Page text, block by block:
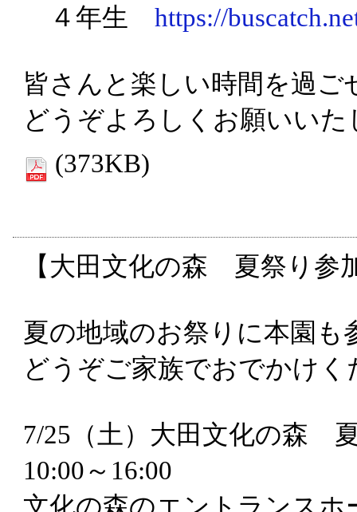
４年生https://
皆さんと楽しい時間を過
どうぞよろしくお願いいた
(373KB)
【大田文化の森 夏祭り参
夏の地域のお祭りに本園も
どうぞご家族でおでかけく
7/25（土）大田文化の森
10:00～16:00
文化の森のエントランス